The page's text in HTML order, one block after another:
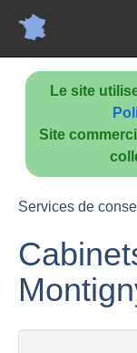
Le site
Site
Services de